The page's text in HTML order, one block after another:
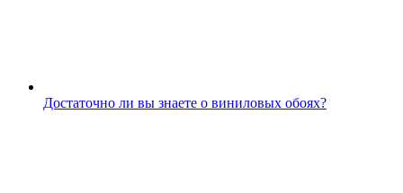
Достаточно ли вы знаете о виниловых обоях?